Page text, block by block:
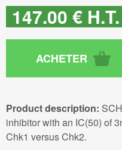
147.00 € H.T.
Product description:
inhibitor with an IC(50) of
Chk1 versus Chk2.